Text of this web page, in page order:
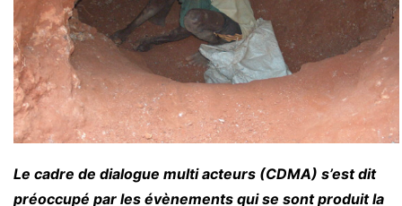
Le cadre de dialogue multi acteurs (CDMA) s’est dit
préoccupé par les évènements qui se sont produit la